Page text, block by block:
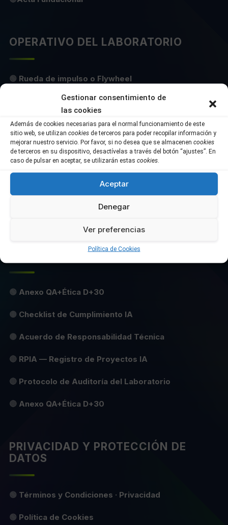
Gestionar consentimiento de
las cookies
Además de cookies necesarias para el normal funcionamiento de este
sitio web, se utilizan cookies de terceros para poder recopilar información y
mejorar nuestro servicio. Por favor, si no desea que se almacenen cookies
de terceros en su dispositivo, desactívelas a través del botón “ajustes”. En
caso de pulsar en aceptar, se utilizarán estas cookies
Aceptar
Denegar
Ver preferencias
Política de Cookies
OPERATIVO DEL LABORATORIO
🟢 Rueda de impulso o Flywheel
Documento Maestro del Laboratorio (v. Pública)
🟢Addenda ASEFAVE
🟡Plantilla Micro RFP
🟡
Documento Maestro del Laboratorio
ÉTICA Y CUMPLIMIENTO IA
🟢 Anexo QA+Ética D+30
🟡 Checklist de Cumplimiento IA
🟡 Acuerdo de Responsabilidad Técnica
🔴 RPIA — Registro de Proyectos IA
🔴 Protocolo de Auditoría del Laboratorio
🔴 Anexo QA+Ética D+30
PRIVACIDAD Y PROTECCIÓN DE
DATOS
🟢 Términos y Condiciones · Privacidad
🟢 Política de Cookies